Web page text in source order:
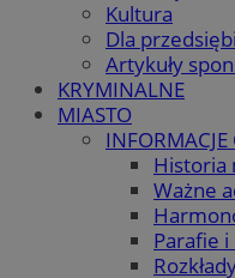
Kultura
Dla
Artykuły
KRYMINALNE
MIASTO
INFORMACJE
Historia
Ważne
Parafie